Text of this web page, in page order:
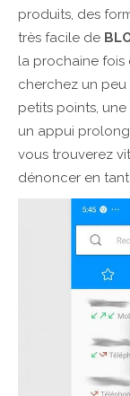
produits, des
très facile de
la prochaine fois
cherchez un
petits points,
un appui
vous trouverez
dénoncer en